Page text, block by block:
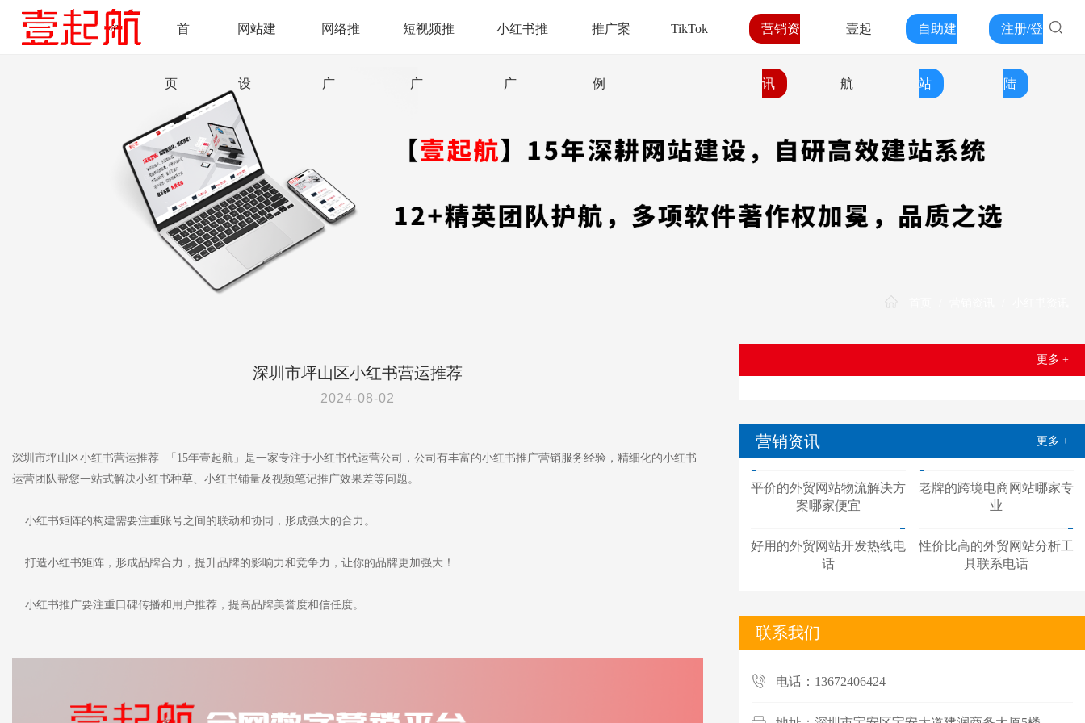
首
页
网站建
设
网络推
广
短视频推
广
小红书推
广
推广案
例
TikTok 营销资
讯
壹起
航
自助建
站
注册/登
陆
深圳市坪山区小红书营运推荐
2024-08-02
深圳市坪山区小红书营运推荐 「15年壹起航」是一家专注于小红书代运营公司，公司有丰富的小红书推广营销服务经验，精细化的小红书
运营团队帮您一站式解决小红书种草、小红书铺量及视频笔记推广效果差等问题。
小红书矩阵的构建需要注重账号之间的联动和协同，形成强大的合力。
打造小红书矩阵，形成品牌合力，提升品牌的影响力和竞争力，让你的品牌更加强大！
小红书推广要注重口碑传播和用户推荐，提高品牌美誉度和信任度。
更多 +
营销资讯 更多 +
平价的外贸网站物流解决方
案哪家便宜
老牌的跨境电商网站哪家专
业
好用的外贸网站开发热线电
话
性价比高的外贸网站分析工
具联系电话
联系我们
电话：13672406424